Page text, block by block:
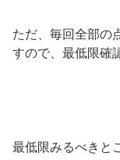
ただ、毎回全部の
すので、最低限確
最低限みるべきと